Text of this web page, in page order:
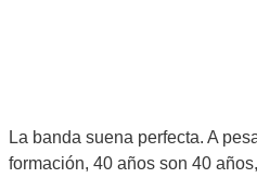
La banda suena perfecta. A
formación, 40 años son 40